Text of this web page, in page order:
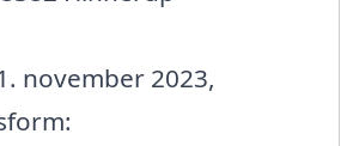
november 2023,